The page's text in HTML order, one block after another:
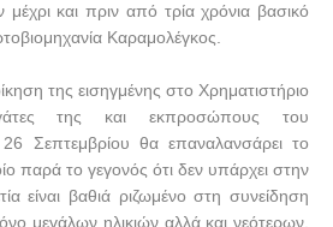
μέχρι και πριν από τρία χρόνια βασικό
Καραμολέγκος.
της εισηγμένης στο Χρηματιστήριο
της και εκπροσώπους του
Σεπτεμβρίου θα επαναλανσάρει το
παρά το γεγονός ότι δεν υπάρχει στην
είναι βαθιά ριζωμένο στη συνείδηση
μεγάλων ηλικιών αλλά και νεότερων,